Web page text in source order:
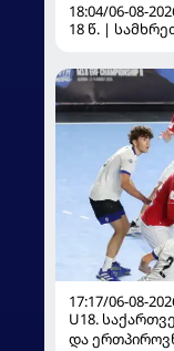
18:04/06-08-
18 წ. |
17:17/06-08-
U18.
და